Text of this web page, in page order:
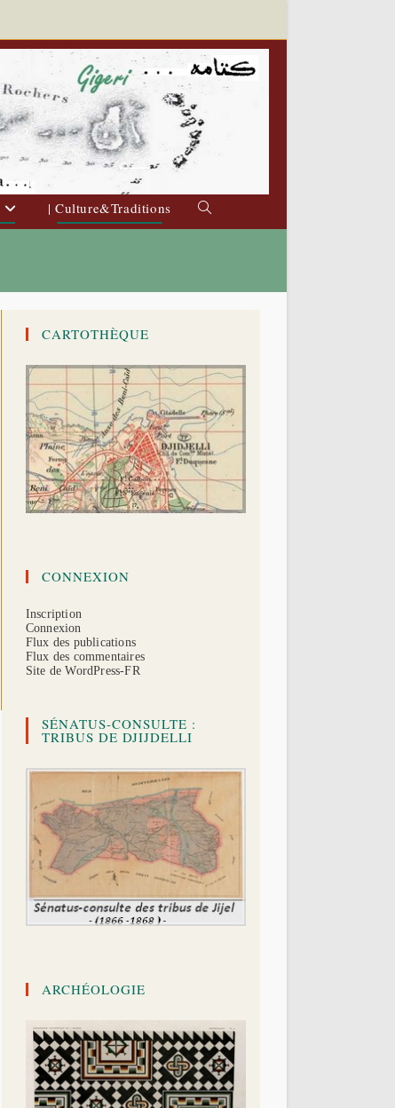
| Culture&Traditions
Toggle
CARTOTHÈQUE
CONNEXION
Inscription
Connexion
Flux des publications
Flux des commentaires
Site de WordPress-FR
SÉNATUS-CONSULTE :
TRIBUS DE DJIJDELLI
ARCHÉOLOGIE